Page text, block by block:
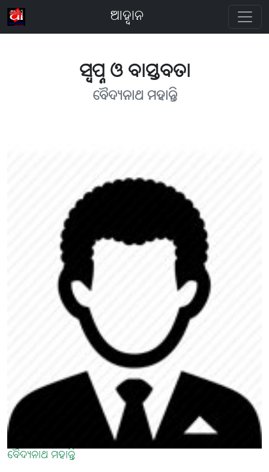
ଆହ୍ବାନ
ସ୍ବପ୍ନ ଓ ବାସ୍ତବତା
ବୈଦ୍ୟନାଥ ମହାନ୍ତି
ବୈଦ୍ୟନାଥ ମହାନ୍ତି